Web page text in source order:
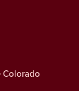
Colorado